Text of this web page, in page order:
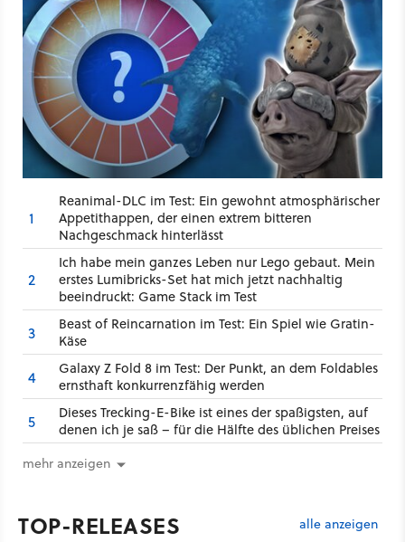
1
Reanimal-DLC im Test: Ein gewohnt atmosphärischer
Appetithappen, der einen extrem bitteren
Nachgeschmack hinterlässt
2
Ich habe mein ganzes Leben nur Lego gebaut. Mein
erstes Lumibricks-Set hat mich jetzt nachhaltig
beeindruckt: Game Stack im Test
3
Beast of Reincarnation im Test: Ein Spiel wie Gratin-
Käse
4
Galaxy Z Fold 8 im Test: Der Punkt, an dem Foldables
ernsthaft konkurrenzfähig werden
5
Dieses Trecking-E-Bike ist eines der spaßigsten, auf
denen ich je saß – für die Hälfte des üblichen Preises
mehr anzeigen
TOP-RELEASES alle anzeigen